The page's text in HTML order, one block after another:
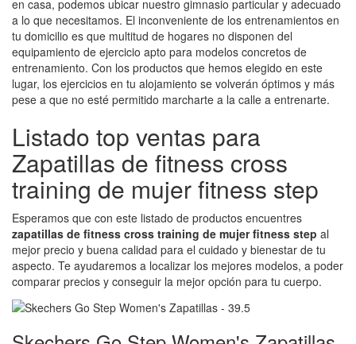
en casa, podemos ubicar nuestro gimnasio particular y adecuado
a lo que necesitamos. El inconveniente de los entrenamientos en
tu domicilio es que multitud de hogares no disponen del
equipamiento de ejercicio apto para modelos concretos de
entrenamiento. Con los productos que hemos elegido en este
lugar, los ejercicios en tu alojamiento se volverán óptimos y más
pese a que no esté permitido marcharte a la calle a entrenarte.
Listado top ventas para
Zapatillas de fitness cross
training de mujer fitness step
Esperamos que con este listado de productos encuentres
zapatillas de fitness cross training de mujer fitness step al
mejor precio y buena calidad para el cuidado y bienestar de tu
aspecto. Te ayudaremos a localizar los mejores modelos, a poder
comparar precios y conseguir la mejor opción para tu cuerpo.